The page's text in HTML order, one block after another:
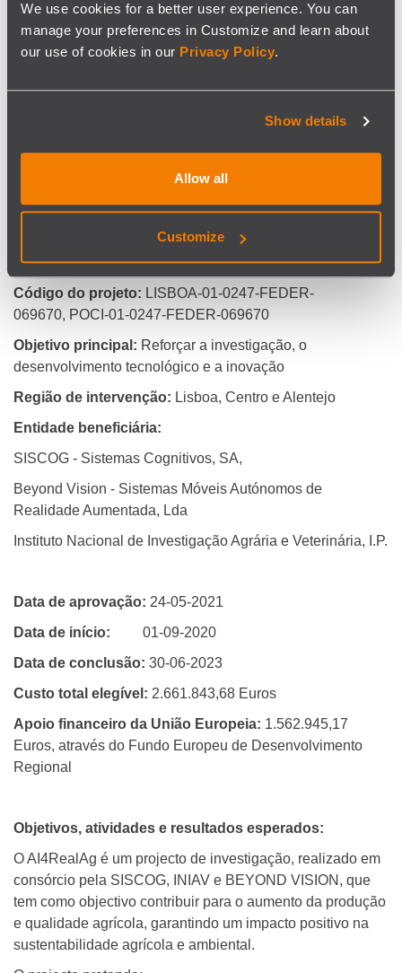
We use cookies for a better user experience. You can
manage your preferences in Customize and learn about
our use of cookies in our Privacy Policy.
Show details
Allow all
Customize
diversificando os mercados actuais e
o lançamento de uma nova área ligada a Data Science
e Machine Learning.
Designação do projeto
AI4RealAg - Soluções de Inteligência Artificial e
Data Science para a implementação e
democratização da agricultura digital
Código do projeto: LISBOA-01-0247-FEDER-
069670, POCI-01-0247-FEDER-069670
Objetivo principal: Reforçar a investigação, o
desenvolvimento tecnológico e a inovação
Região de intervenção: Lisboa, Centro e Alentejo
Entidade beneficiária:
SISCOG - Sistemas Cognitivos, SA,
Beyond Vision - Sistemas Móveis Autónomos de
Realidade Aumentada, Lda
Instituto Nacional de Investigação Agrária e Veterinária, I.P.
Data de aprovação: 24-05-2021
Data de início:
01-09-2020
Data de conclusão: 30-06-2023
Custo total elegível: 2.661.843,68 Euros
Apoio financeiro da União Europeia: 1.562.945,17
Euros, através do Fundo Europeu de Desenvolvimento
Regional
Objetivos, atividades e resultados esperados:
O AI4RealAg é um projecto de investigação, realizado em
consórcio pela SISCOG, INIAV e BEYOND VISION, que
tem como objectivo contribuir para o aumento da produção
e qualidade agrícola, garantindo um impacto positivo na
sustentabilidade agrícola e ambiental.